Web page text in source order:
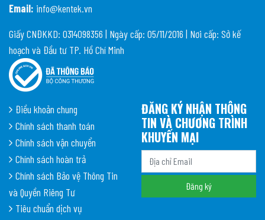
Email: info@kentek.vn
Giấy CNĐKKD: 0314098356 | Ngày cấp: 05/11/2016 | Nơi cấp: Sở kế
hoạch và Đầu tư TP. Hồ Chí Minh
Điều khoản chung
Chính sách thanh toán
Chính sách vận chuyển
Chính sách hoàn trả
Chính sách Bảo vệ Thông Tin
và Quyền Riêng Tư
Tiêu chuẩn dịch vụ
ĐĂNG KÝ NHẬN THÔNG
TIN VÀ CHƯƠNG TRÌNH
KHUYẾN MẠI